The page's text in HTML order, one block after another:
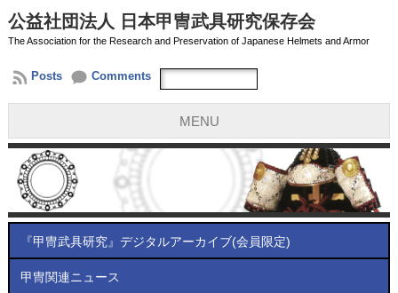
公益社団法人 日本甲冑武具研究保存会
The Association for the Research and Preservation of Japanese Helmets and Armor
Posts Comments
MENU
『甲冑武具研究』デジタルアーカイブ(会員限定)
甲冑関連ニュース